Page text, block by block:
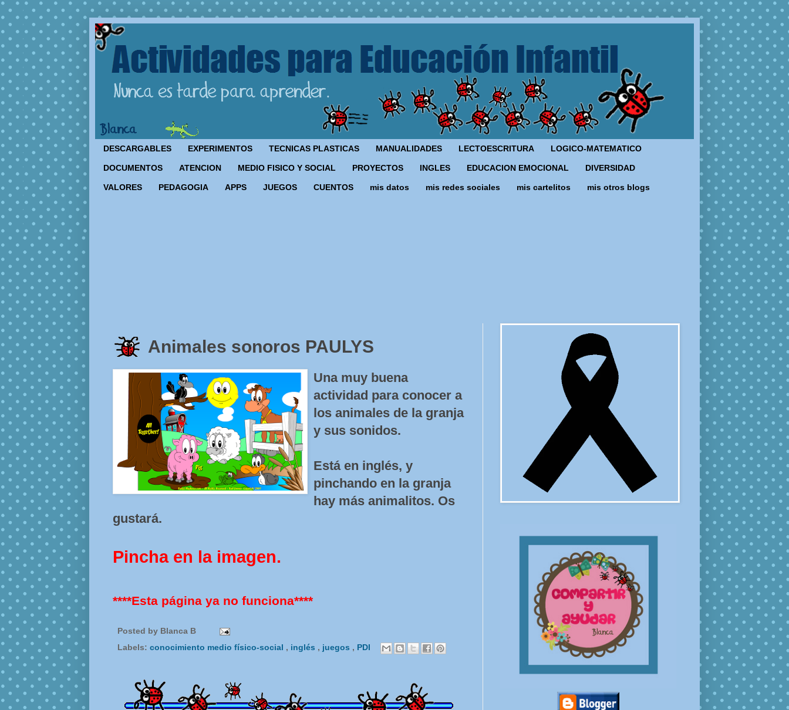
DESCARGABLES EXPERIMENTOS TECNICAS PLASTICAS MANUALIDADES LECTOESCRITURA LOGICO-MATEMATICO
DOCUMENTOS ATENCION MEDIO FISICO Y SOCIAL PROYECTOS INGLES EDUCACION EMOCIONAL DIVERSIDAD
VALORES PEDAGOGIA APPS JUEGOS CUENTOS mis datos mis redes sociales mis cartelitos mis otros blogs
Animales sonoros PAULYS
Una muy buena
actividad para conocer a
los animales de la granja
y sus sonidos.
Está en inglés, y
pinchando en la granja
hay más animalitos. Os
gustará.
Pincha en la imagen.
****Esta página ya no funciona****
Posted by Blanca B
Labels: conocimiento medio físico-social , inglés , juegos , PDI